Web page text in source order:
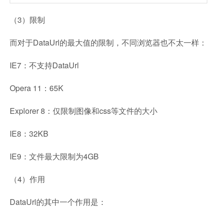
（3）限制
而对于DataUrl的最大值的限制，不同浏览器也不太一样：
IE7：不支持DataUrl
Opera 11：65K
Explorer 8：仅限制图像和css等文件的大小
IE8：32KB
IE9：文件最大限制为4GB
（4）作用
DataUrl的其中一个作用是：